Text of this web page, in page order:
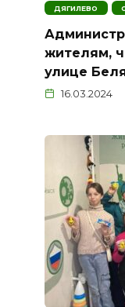
ДЯГИЛЕВО
жителям,
улице
16.03.2024